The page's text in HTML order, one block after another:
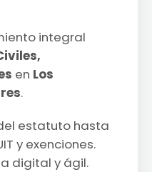
integral
en Los
.
estatuto hasta
y exenciones.
digital y ágil.